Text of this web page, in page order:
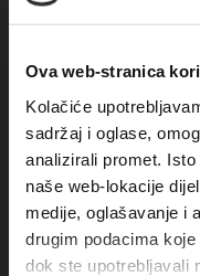
Ova web-stranica
Kolačiće
sadržaj i oglase,
analizirali promet.
naše web-lokacije
medije, oglašavanje i
drugim podacima
dok ste upotrebljavali
Obala sv. Nikole
+385(0)21